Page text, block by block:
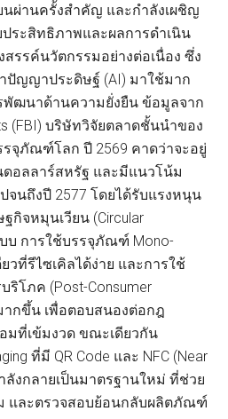
ผ่านครั้งสำคัญ และกำลังเผชิญ
ระสิทธิภาพและผลการดำเนิน
รรค์นวัตกรรมอย่างต่อเนื่อง ซึ่ง
ำปัญญาประดิษฐ์ (AI) มาใช้มาก
ฒนาด้านความยั่งยืน ข้อมูลจาก
(FBI) บริษัทวิจัยตลาดชั้นนำของ
รจุภัณฑ์โลก ปี 2569 คาดว่าจะอยู่
อลลาร์สหรัฐ และมีแนวโน้ม
จนถึงปี 2577 โดยได้รับแรงหนุน
กิจหมุนเวียน (Circular
บ การใช้บรรจุภัณฑ์ Mono-
วที่รีไซเคิลได้ง่าย และการใช้
ริโภค (Post-Consumer
ากขึ้น เพื่อตอบสนองต่อกฎ
มที่เข้มงวด ขณะเดียวกัน
ที่มี QR Code และ NFC (Near
ลังกลายเป็นมาตรฐานใหม่ ที่ช่วย
และตรวจสอบย้อนกลับผลิตภัณฑ์